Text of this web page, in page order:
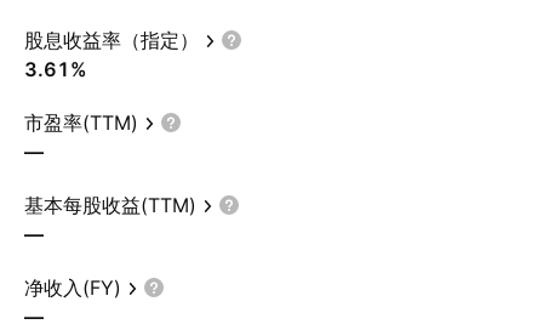
股息收益率（指定）
3.61%
市盈率(TTM)
—
基本每股收益(TTM)
—
净收入(FY)
—